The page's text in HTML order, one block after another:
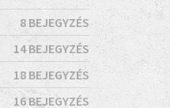
8 BEJEGYZÉS
14 BEJEGYZÉS
18 BEJEGYZÉS
16 BEJEGYZÉS